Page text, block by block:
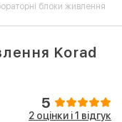
блоки живлення
Korad
5
2 оцінки і 1 відгук